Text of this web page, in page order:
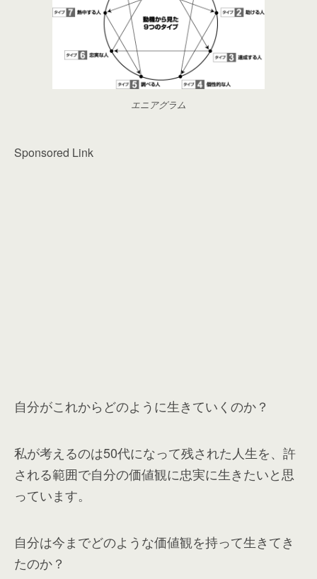
エニアグラム
Sponsored Link
自分がこれからどのように生きていくのか？
私が考えるのは50代になって残された人生を、許
される範囲で自分の価値観に忠実に生きたいと思
っています。
自分は今までどのような価値観を持って生きてき
たのか？